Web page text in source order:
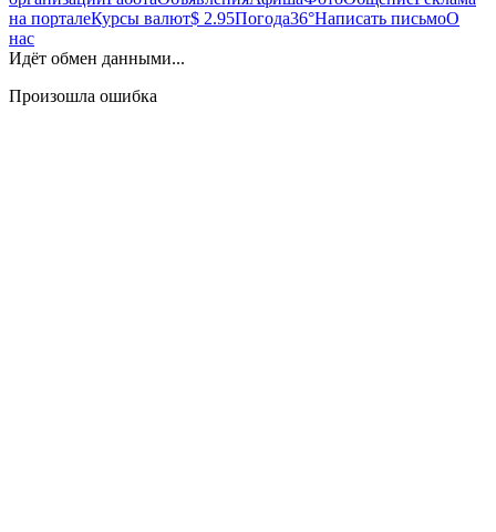
на порталеКурсы валют$ 2.95Погода36°Написать письмоО
нас
Идёт обмен данными...
Произошла ошибка